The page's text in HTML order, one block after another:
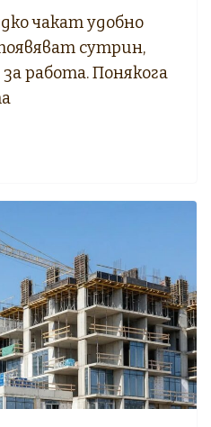
чакат удобно
сутрин,
работа. Понякога